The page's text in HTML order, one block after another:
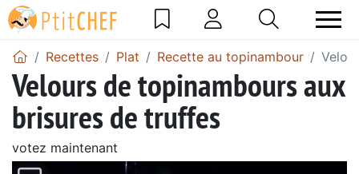
Recettes Plat Recette au topinambour
Velours de topinambours aux
brisures de truffes
votez maintenant